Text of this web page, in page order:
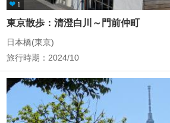
1
東京散歩：清澄白川～門前仲町
日本橋(東京)
旅行時期：2024/10